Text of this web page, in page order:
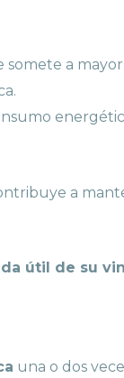
a
a
útil de su
una o dos